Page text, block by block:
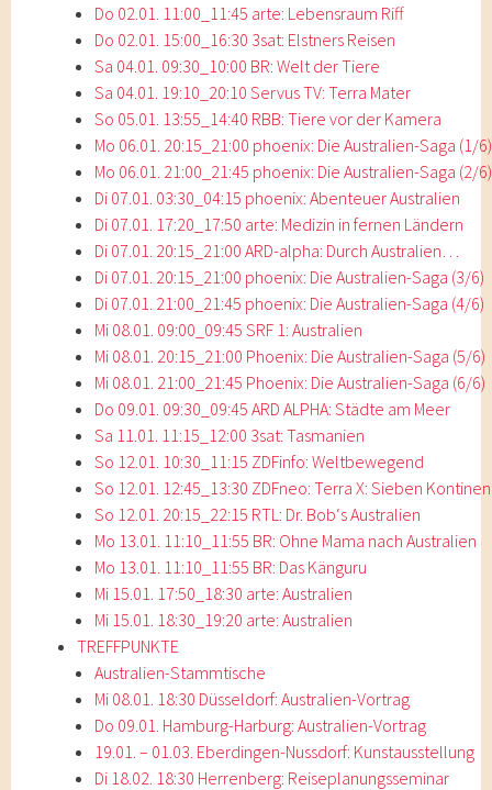
Do 02.01. 11:00_11:45 arte: Lebensraum Riff
Do 02.01. 15:00_16:30 3sat: Elstners Reisen
Sa 04.01. 09:30_10:00 BR: Welt der Tiere
Sa 04.01. 19:10_20:10 Servus TV: Terra Mater
So 05.01. 13:55_14:40 RBB: Tiere vor der Kamera
Mo 06.01. 20:15_21:00 phoenix: Die Australien-Saga (1/6)
Mo 06.01. 21:00_21:45 phoenix: Die Australien-Saga (2/6)
Di 07.01. 03:30_04:15 phoenix: Abenteuer Australien
Di 07.01. 17:20_17:50 arte: Medizin in fernen Ländern
Di 07.01. 20:15_21:00 ARD-alpha: Durch Australien…
Di 07.01. 20:15_21:00 phoenix: Die Australien-Saga (3/6)
Di 07.01. 21:00_21:45 phoenix: Die Australien-Saga (4/6)
Mi 08.01. 09:00_09:45 SRF 1: Australien
Mi 08.01. 20:15_21:00 Phoenix: Die Australien-Saga (5/6)
Mi 08.01. 21:00_21:45 Phoenix: Die Australien-Saga (6/6)
Do 09.01. 09:30_09:45 ARD ALPHA: Städte am Meer
Sa 11.01. 11:15_12:00 3sat: Tasmanien
So 12.01. 10:30_11:15 ZDFinfo: Weltbewegend
So 12.01. 12:45_13:30 ZDFneo: Terra X: Sieben
So 12.01. 20:15_22:15 RTL: Dr. Bob‘s Australien
Mo 13.01. 11:10_11:55 BR: Ohne Mama nach Australien
Mo 13.01. 11:10_11:55 BR: Das Känguru
Mi 15.01. 17:50_18:30 arte: Australien
Mi 15.01. 18:30_19:20 arte: Australien
TREFFPUNKTE
Australien-Stammtische
Mi 08.01. 18:30 Düsseldorf: Australien-Vortrag
Do 09.01. Hamburg-Harburg: Australien-Vortrag
19.01. – 01.03. Eberdingen-Nussdorf: Kunstausstellung
Di 18.02. 18:30 Herrenberg: Reiseplanungsseminar